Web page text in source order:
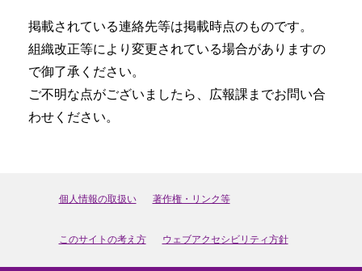
掲載されている連絡先等は掲載時点のものです。
組織改正等により変更されている場合がありますの
で御了承ください。
ご不明な点がございましたら、広報課までお問い合
わせください。
個人情報の取扱い 著作権・リンク等
このサイトの考え方 ウェブアクセシビリティ方針